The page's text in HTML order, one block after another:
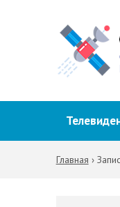
Главная ›